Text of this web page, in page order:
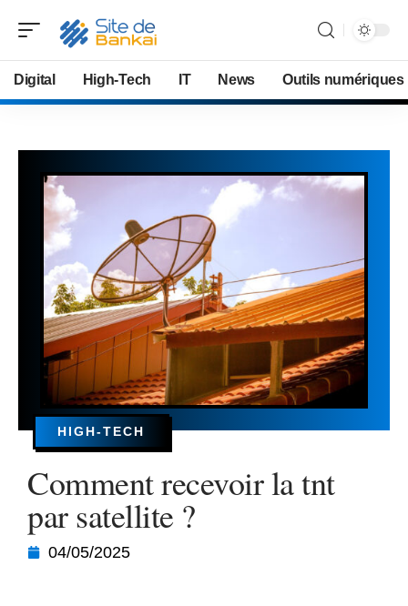
Digital High-Tech IT News Outils numériques
HIGH-TECH
Comment recevoir la tnt
par satellite ?
04/05/2025